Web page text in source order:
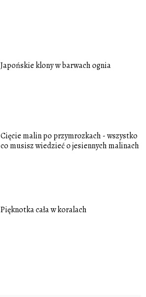
Japońskie klony w barwach ognia
Cięcie malin po przymrozkach - wszystko
co musisz wiedzieć o jesiennych malinach
Pięknotka cała w koralach